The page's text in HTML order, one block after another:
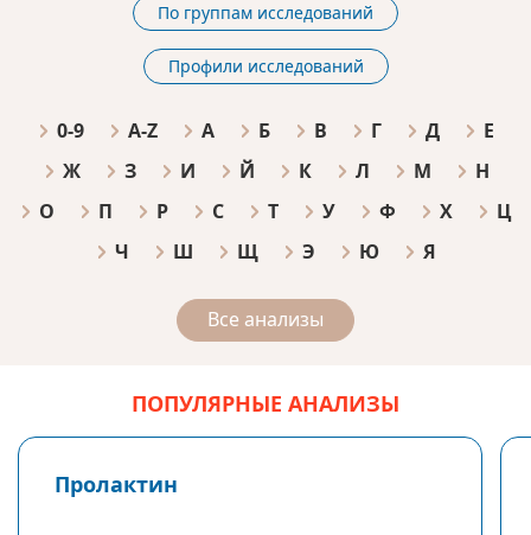
По группам исследований
Профили исследований
0-9 A-Z А Б В Г Д
Е
Ж
З И Й К Л М
Н
О
П Р С Т У Ф Х
Ц
Ч
Ш Щ Э Ю Я
Все анализы
ПОПУЛЯРНЫЕ АНАЛИЗЫ
Пролактин